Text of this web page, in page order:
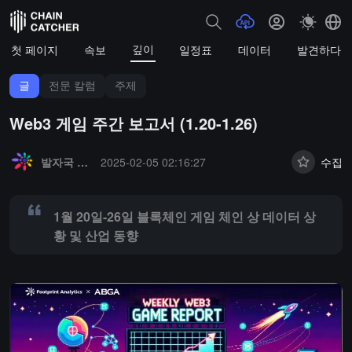
첫 페이지 속보 깊이 일정표 데이터 발견하다
글 전문 칼럼 주제
Web3 게임 주간 보고서 (1.20-1.26)
발자국 분석
2025-02-05 02:16:27 수집
1월 20일-26일 블록체인 게임 체인 상 데이터 상
황 및 산업 동향